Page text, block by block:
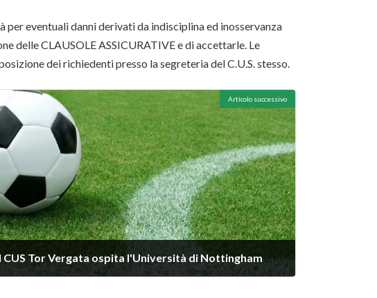
per eventuali danni derivati da indisciplina ed inosservanza
delle CLAUSOLE ASSICURATIVE e di accettarle. Le
dei richiedenti presso la segreteria del C.U.S. stesso.
Articolo successivo
CUS Tor Vergata ospita l'Università di Nottingham